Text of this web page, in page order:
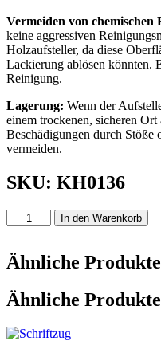
Vermeiden von chemischen
keine aggressiven
Holzaufsteller, da diese
Lackierung ablösen könnten.
Reinigung.
Lagerung: Wenn der
einem trockenen, sicheren
Beschädigungen durch Stöße
vermeiden.
SKU: KH0136
AUFSTELLER
|
Menge
In den Warenkorb
Ähnliche Produkte
Ähnliche Produkte